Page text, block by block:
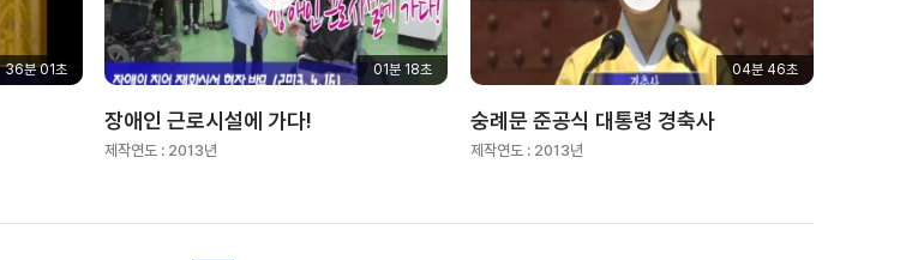
36분 01초 01분 18초
장애인 근로시설에 가다!
제작연도 : 2013년
04분 46초
숭례문 준공식 대통령 경축사
제작연도 : 2013년